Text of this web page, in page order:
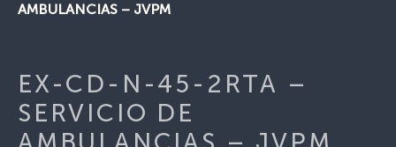
AMBULANCIAS – JVPM
EX-CD-N-45-2RTA –
SERVICIO DE